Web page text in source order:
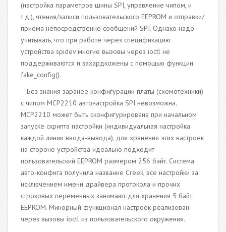
(настройка параметров шины SPI, управление чипом, и
т.д.), чтения/записи пользовательского EEPROM и отправки/
приема непосредственно сообщений SPI. Однако надо
учитывать, что при работе через спецификацию
устройства spidev многие вызовы через ioctl не
поддерживаются и захардкожены с помощью функции
fake_config().
Без знания заранее конфигурации платы (схемотехники)
с чипом MCP2210 автонастройка SPI невозможна.
MCP2210 может быть сконфигурирована при начальном
запуске скрипта настройки (индивидуальная настройка
каждой линии ввода-вывода), для хранения этих настроек
на стороне устройства идеально подходит
пользовательский EEPROM размером 256 байт. Система
авто-конфига получила название Creek, все настройки за
исключением имени драйвера протокола и прочих
строковых переменных занимают для хранения 5 байт
EEPROM. Минорный функционал настроек реализован
через вызовы ioctl из пользовательского окружения.